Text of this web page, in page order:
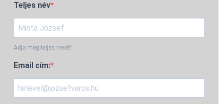
Teljes név
Adja meg teljes nevét!
Email cím: